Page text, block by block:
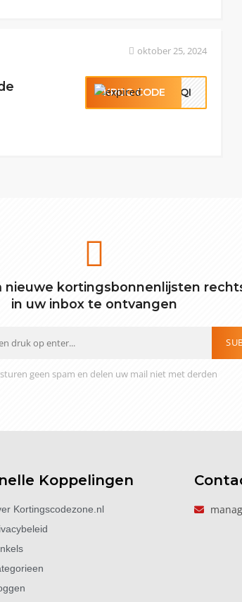
oktober 25, 2024
KRIJG CODE32QI
nieuwe kortingsbonnenlijsten
in uw inbox te ontvangen
geen spam en delen uw mail niet met derden
Koppelingen
Kortingscodezone.nl